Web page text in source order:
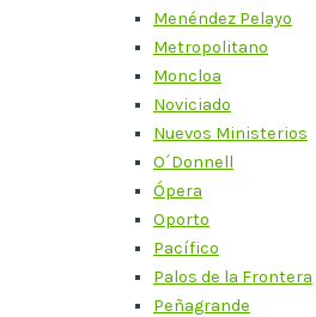
Menéndez Pelayo
Metropolitano
Moncloa
Noviciado
Nuevos Ministerios
O´Donnell
Ópera
Oporto
Pacífico
Palos de la Frontera
Peñagrande